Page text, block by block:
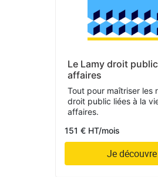
Le Lamy droit
affaires
Tout pour maîtriser les
droit public liées à la
affaires.
151 € HT/mois
Je découvre